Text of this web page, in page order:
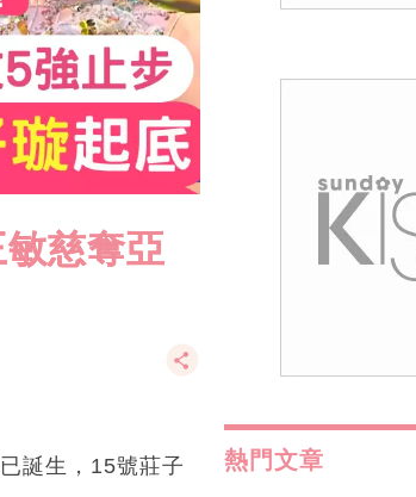
慈奪亞
誕生，15號莊子
熱門文章